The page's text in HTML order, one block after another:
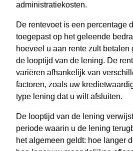
administratiekosten.
De rentevoet is een percentage
toegepast op het geleende
hoeveel u aan rente zult betalen
de looptijd van de lening. De
variëren afhankelijk van
factoren, zoals uw
type lening dat u wilt afsluiten.
De looptijd van de lening
periode waarin u de lening
het algemeen geldt: hoe langer